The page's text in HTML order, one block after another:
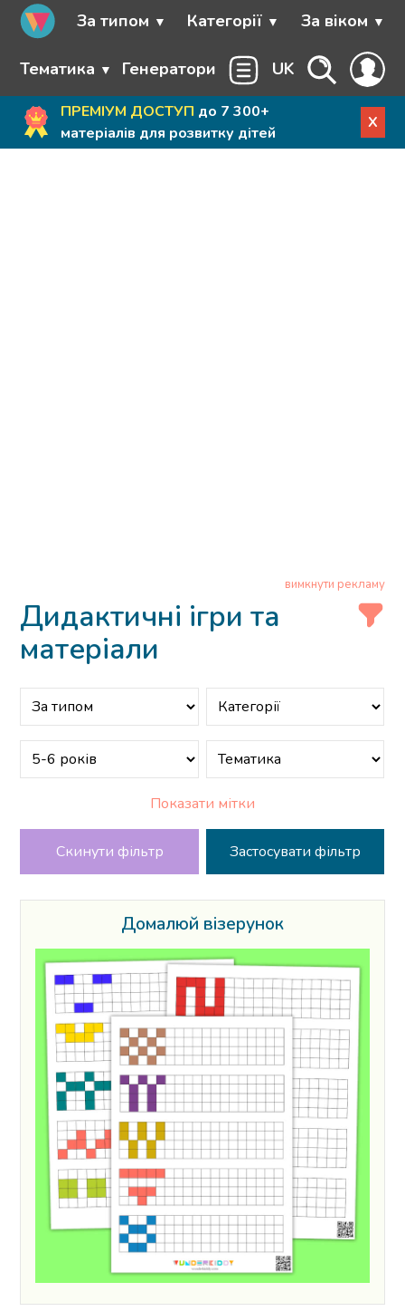
За типом Категорії За віком
Тематика Генератори UK
ПРЕМІУМ ДОСТУП до 7 300+
матеріалів для розвитку дітей
X
вимкнути рекламу
Дидактичні ігри та
матеріали
Показати мітки
Скинути фільтр
Домалюй візерунок